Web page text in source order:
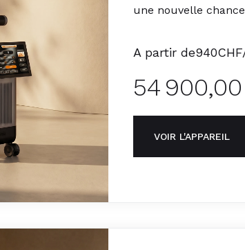
une nouvelle
A partir de940
54
VOIR L'APPAREIL